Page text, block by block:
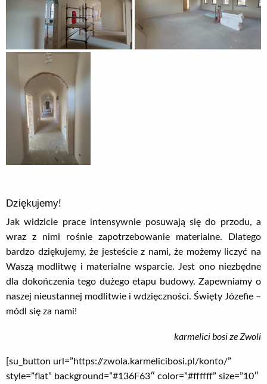
Dziękujemy!
Jak widzicie prace intensywnie posuwają się do przodu, a
wraz z nimi rośnie zapotrzebowanie materialne. Dlatego
bardzo dziękujemy, że jesteście z nami, że możemy liczyć na
Waszą modlitwę i materialne wsparcie. Jest ono niezbędne
dla dokończenia tego dużego etapu budowy. Zapewniamy o
naszej nieustannej modlitwie i wdzięczności. Święty Józefie –
módl się za nami!
karmelici bosi ze Zwoli
[su_button url=”https://zwola.karmelicibosi.pl/konto/”
style=”flat” background=”#136F63″ color=”#ffffff” size=”10″